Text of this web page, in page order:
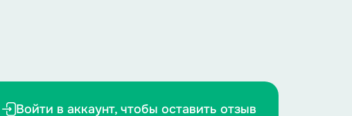
Войти в аккаунт, чтобы оставить отзыв